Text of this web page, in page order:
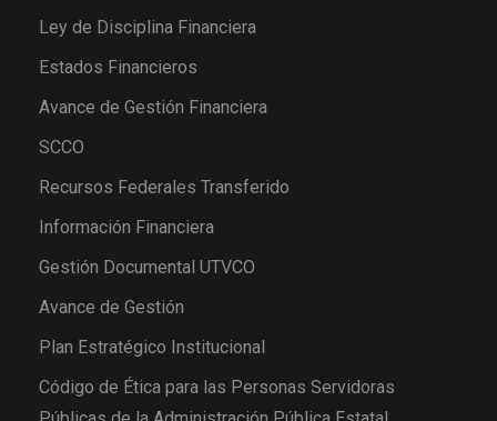
Ley de Disciplina Financiera
Estados Financieros
Avance de Gestión Financiera
SCCO
Recursos Federales Transferido
Información Financiera
Gestión Documental UTVCO
Avance de Gestión
Plan Estratégico Institucional
Código de Ética para las Personas Servidoras